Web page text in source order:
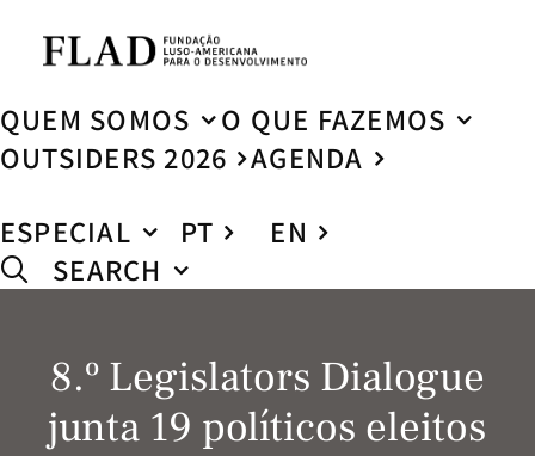
QUEM SOMOS
O QUE FAZEMOS
OUTSIDERS 2026
AGENDA
ESPECIAL
PT
EN
SEARCH
8.º Legislators Dialogue
junta 19 políticos eleitos